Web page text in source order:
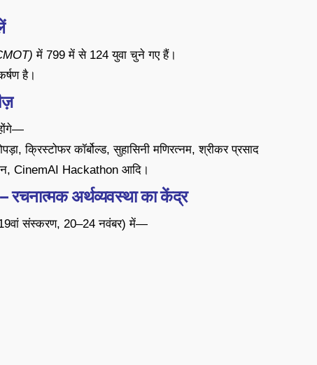
में 799 में से 124 युवा चुने गए हैं।
है।
क्रिस्टोफर कॉर्बोल्ड, सुहासिनी मणिरत्नम, श्रीकर प्रसाद
CinemAI Hackathon आदि।
अर्थव्यवस्था का केंद्र
संस्करण, 20–24 नवंबर) में—